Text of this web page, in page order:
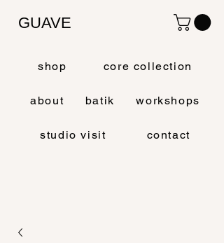
GUAVE
shop core collection
about batik workshops
studio visit contact